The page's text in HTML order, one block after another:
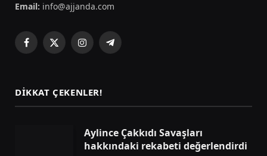
Email: info@ajjanda.com
Facebook
X
InstagramTelegram
DIKKAT ÇEKENLER!
Aylince Çakkıdı Savaşları
hakkındaki rekabeti değerlendirdi